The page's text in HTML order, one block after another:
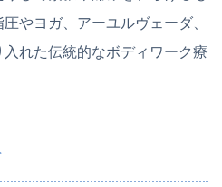
やヨガ、アーユルヴェーダ、
れた伝統的なボディワーク療